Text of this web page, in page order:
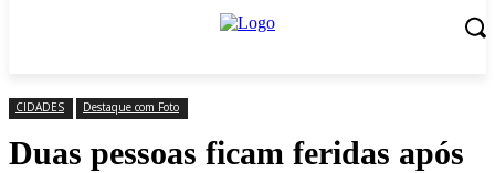
CIDADES Destaque com Foto
Duas pessoas ficam feridas após